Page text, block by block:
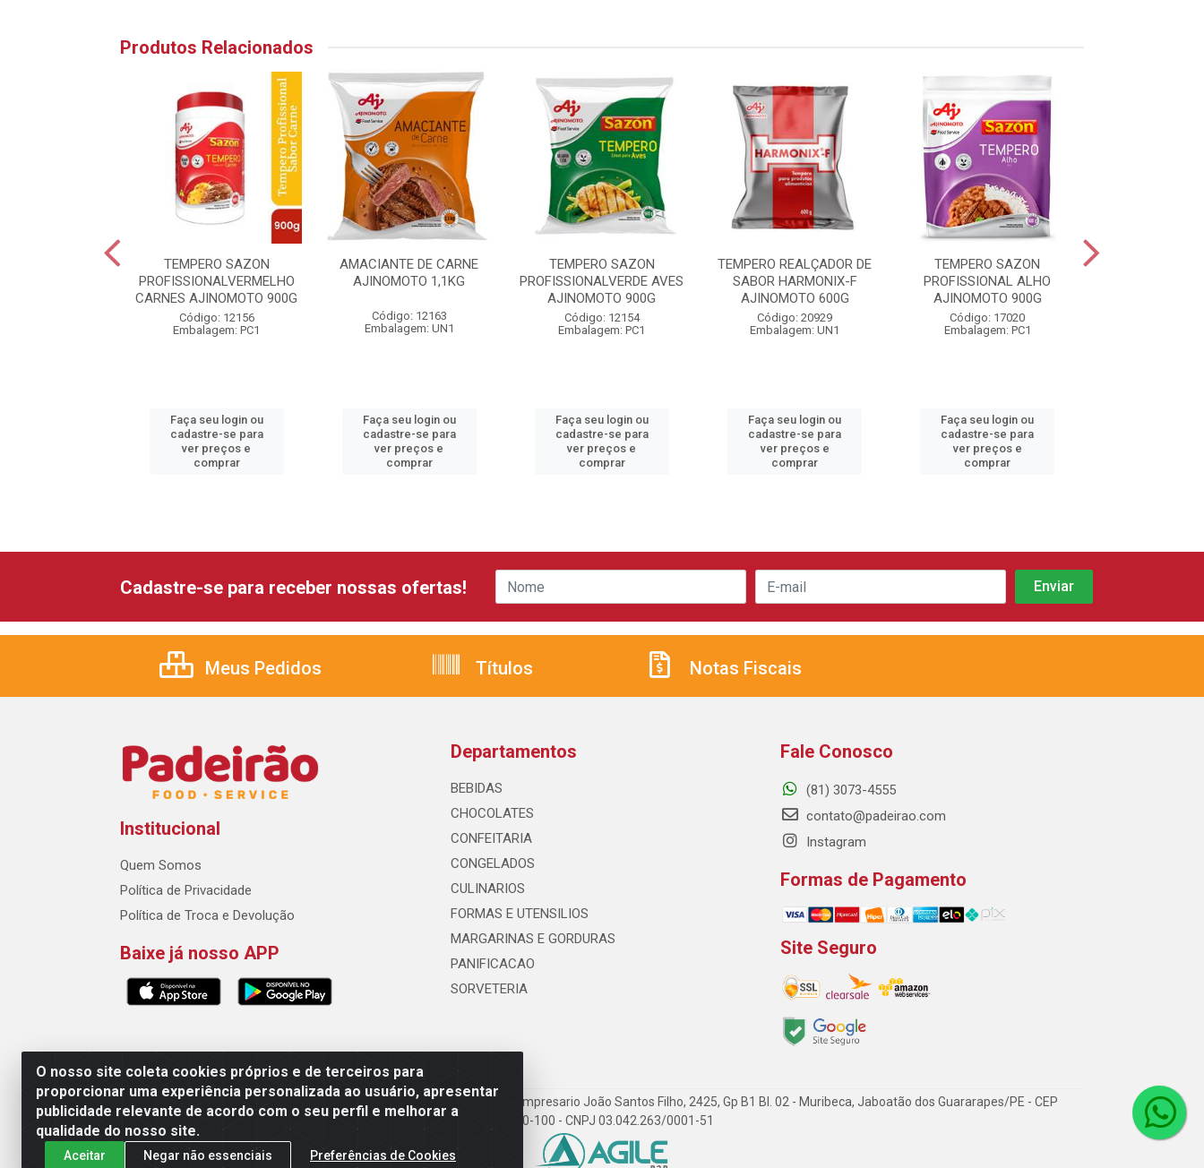
Produtos Relacionados
TEMPERO SAZON
PROFISSIONALVERMELHO
CARNES AJINOMOTO 900G
Código: 12156
Embalagem: PC1
Faça seu login ou
cadastre-se para
ver preços e
comprar
AMACIANTE DE CARNE
AJINOMOTO 1,1KG
Código: 12163
Embalagem: UN1
Faça seu login ou
cadastre-se para
ver preços e
comprar
TEMPERO SAZON
PROFISSIONALVERDE AVES
AJINOMOTO 900G
Código: 12154
Embalagem: PC1
Faça seu login ou
cadastre-se para
ver preços e
comprar
TEMPERO REALÇADOR DE
SABOR HARMONIX-F
AJINOMOTO 600G
Código: 20929
Embalagem: UN1
Faça seu login ou
cadastre-se para
ver preços e
comprar
TEMPERO SAZON
PROFISSIONAL ALHO
AJINOMOTO 900G
Código: 17020
Embalagem: PC1
Faça seu login ou
cadastre-se para
ver preços e
comprar
O nosso site coleta cookies próprios e de terceiros para
proporcionar uma experiência personalizada ao usuário, apresentar
publicidade relevante de acordo com o seu perfil e melhorar a
qualidade do nosso site.
Aceitar Negar não essenciais Preferências de Cookies
Cadastre-se para receber nossas ofertas!
Meus Pedidos Títulos Notas Fiscais
Institucional
Quem Somos
Política de Privacidade
Política de Troca e Devolução
Baixe já nosso APP
Departamentos
BEBIDAS
CHOCOLATES
CONFEITARIA
CONGELADOS
CULINARIOS
FORMAS E UTENSILIOS
MARGARINAS E GORDURAS
PANIFICACAO
SORVETERIA
Fale Conosco
(81) 3073-4555
contato@padeirao.com
Instagram
Formas de Pagamento
Site Seguro
Padeirão Comércio de Produtos Para Panificação LTDA - Rodovia Empresario João Santos Filho, 2425, Gp B1 Bl. 02 - Muribeca, Jaboatão dos Guararapes/PE - CEP
54.350-100 - CNPJ 03.042.263/0001-51